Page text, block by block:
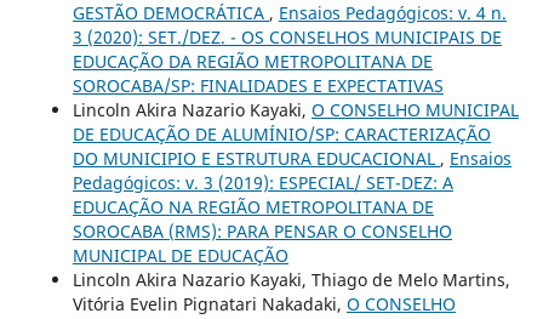
GESTÃO DEMOCRÁTICA , Ensaios Pedagógicos: v. 4 n.
3 (2020): SET./DEZ. - OS CONSELHOS MUNICIPAIS DE
EDUCAÇÃO DA REGIÃO METROPOLITANA DE
SOROCABA/SP: FINALIDADES E EXPECTATIVAS
Lincoln Akira Nazario Kayaki, O CONSELHO MUNICIPAL
DE EDUCAÇÃO DE ALUMÍNIO/SP: CARACTERIZAÇÃO
DO MUNICIPIO E ESTRUTURA EDUCACIONAL , Ensaios
Pedagógicos: v. 3 (2019): ESPECIAL/ SET-DEZ: A
EDUCAÇÃO NA REGIÃO METROPOLITANA DE
SOROCABA (RMS): PARA PENSAR O CONSELHO
MUNICIPAL DE EDUCAÇÃO
Lincoln Akira Nazario Kayaki, Thiago de Melo Martins,
Vitória Evelin Pignatari Nakadaki, O CONSELHO